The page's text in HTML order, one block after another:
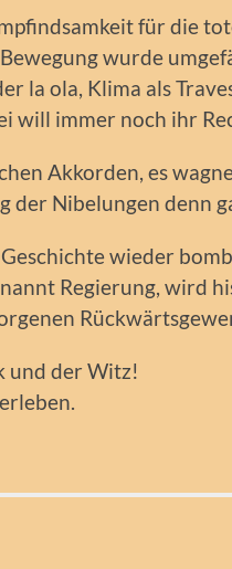
für die
wurde
la ola, Klima als
will immer noch ihr
Akkorden, es
der Nibelungen denn
wieder
Regierung, wird
und der Witz!